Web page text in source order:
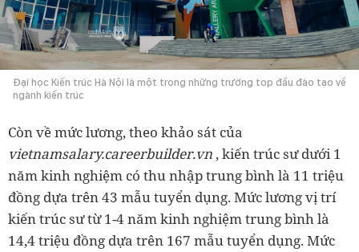
Đại học Kiến trúc Hà Nội là một trong những trường top đầu đào tạo về
ngành kiến trúc
Còn về mức lương, theo khảo sát của
vietnamsalary.careerbuilder.vn , kiến trúc sư dưới 1
năm kinh nghiệm có thu nhập trung bình là 11 triệu
đồng dựa trên 43 mẫu tuyển dụng. Mức lương vị trí
kiến trúc sư từ 1-4 năm kinh nghiệm trung bình là
14,4 triệu đồng dựa trên 167 mẫu tuyển dụng. Mức